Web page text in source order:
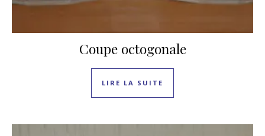
Coupe octogonale
LIRE LA SUITE